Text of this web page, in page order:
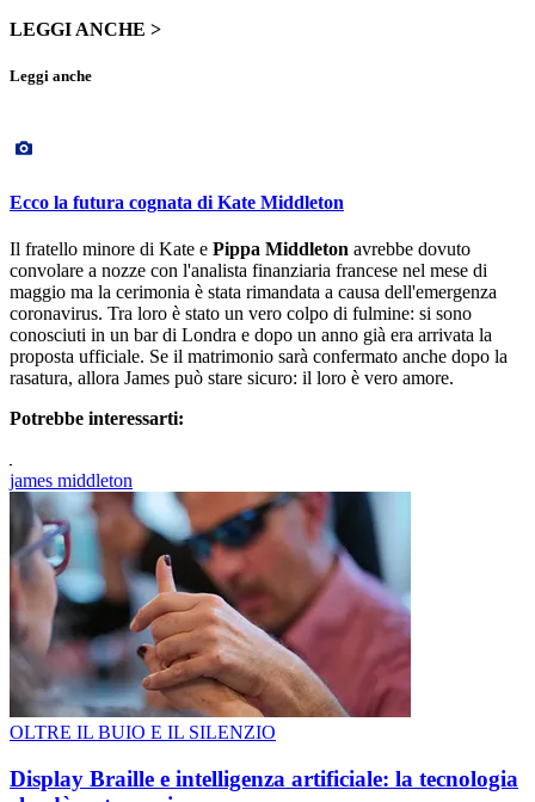
LEGGI ANCHE >
Leggi anche
Ecco la futura cognata di Kate Middleton
Il fratello minore di Kate e Pippa Middleton avrebbe dovuto
convolare a nozze con l'analista finanziaria francese nel mese di
maggio ma la cerimonia è stata rimandata a causa dell'emergenza
coronavirus. Tra loro è stato un vero colpo di fulmine: si sono
conosciuti in un bar di Londra e dopo un anno già era arrivata la
proposta ufficiale. Se il matrimonio sarà confermato anche dopo la
rasatura, allora James può stare sicuro: il loro è vero amore.
Potrebbe interessarti:
james middleton
OLTRE IL BUIO E IL SILENZIO
Display Braille e intelligenza artificiale: la tecnologia